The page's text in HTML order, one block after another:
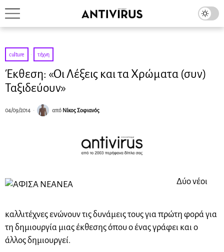
culture · τέχνη
Έκθεση: «Οι Λέξεις και τα Χρώματα (συν)
Ταξιδεύουν»
04/09/2014 από Νίκος Σοφιανός
Δύο νέοι
καλλιτέχνες ενώνουν τις δυνάμεις τους για πρώτη φορά για
τη δημιουργία μιας έκθεσης όπου ο ένας γράφει και ο
άλλος δημιουργεί.